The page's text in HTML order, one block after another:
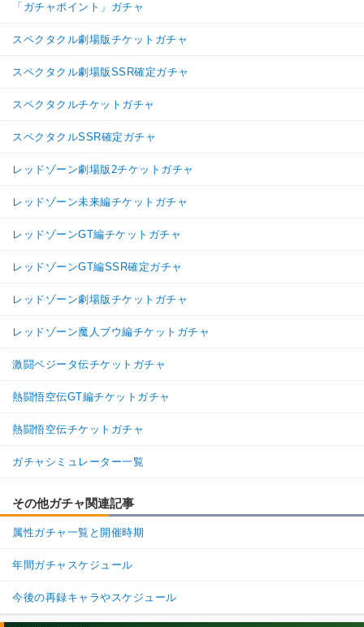
「ガチャポイント」ガチャ
スペクタクル劇場版チケットガチャ
スペクタクル劇場版SSR確定ガチャ
スペクタクルチケットガチャ
スペクタクルSSR確定ガチャ
レッドゾーン劇場版2チケットガチャ
レッドゾーン未来編チケットガチャ
レッドゾーンGT編チケットガチャ
レッドゾーンGT編SSR確定ガチャ
レッドゾーン劇場版チケットガチャ
レッドゾーン魔人ブウ編チケットガチャ
激闘ベジータ伝チケットガチャ
熱闘悟空伝GT編チケットガチャ
熱闘悟空伝チケットガチャ
ガチャシミュレーター一覧
その他ガチャ関連記事
属性ガチャ一覧と開催時期
年間ガチャスケジュール
今後の再録キャラやスケジュール